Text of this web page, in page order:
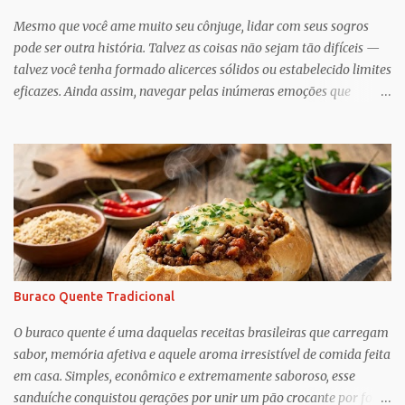
Mesmo que você ame muito seu cônjuge, lidar com seus sogros
pode ser outra história. Talvez as coisas não sejam tão difíceis —
talvez você tenha formado alicerces sólidos ou estabelecido limites
eficazes. Ainda assim, navegar pelas inúmeras emoções que
professor da Escola de Serviço Social da Universidade de
Maryland. Greif é coautor de In-Law Relationships: Mothers,
Daughters, Fathers, and Sons , para o qual ele e o coautor Michael
Wooley, PhD, MSW, DCSW, entrevistaram mais de 1.500 sogros
para compartilhar como esses relacionamentos, embora às vezes
complicados, também pode ser gratificante e
reconfortante. Embora a cultura popular e as narrativas sociais
nos façam acreditar que os relacionamentos familiares dão muito
trabalho para manter e podem ser confusos (quem assistiu The
Undoing ?), o que Greif descobriu é mais esperançoso:...
Buraco Quente Tradicional
O buraco quente é uma daquelas receitas brasileiras que carregam
sabor, memória afetiva e aquele aroma irresistível de comida feita
em casa. Simples, econômico e extremamente saboroso, esse
sanduíche conquistou gerações por unir um pão crocante por fora